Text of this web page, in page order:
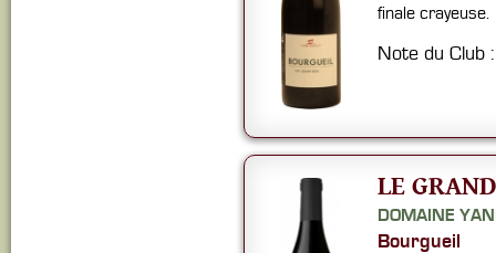
finale crayeuse.
Note du Club
LE
DOMAINE
Bourgueil